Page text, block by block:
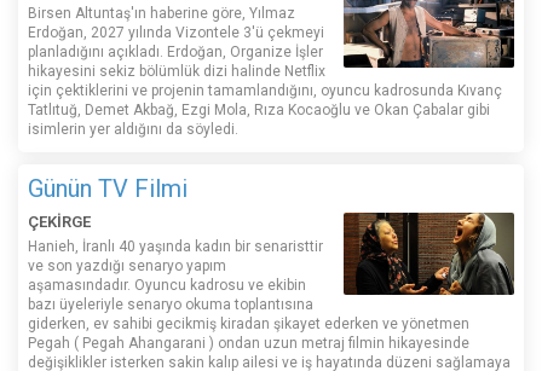
Birsen Altuntaş'ın haberine göre, Yılmaz
Erdoğan, 2027 yılında Vizontele 3'ü çekmeyi
planladığını açıkladı. Erdoğan, Organize İşler
hikayesini sekiz bölümlük dizi halinde Netflix
için çektiklerini ve projenin tamamlandığını, oyuncu kadrosunda Kıvanç
Tatlıtuğ, Demet Akbağ, Ezgi Mola, Rıza Kocaoğlu ve Okan Çabalar gibi
isimlerin yer aldığını da söyledi.
Günün TV Filmi
ÇEKİRGE
Hanieh, İranlı 40 yaşında kadın bir senaristtir
ve son yazdığı senaryo yapım
aşamasındadır. Oyuncu kadrosu ve ekibin
bazı üyeleriyle senaryo okuma toplantısına
giderken, ev sahibi gecikmiş kiradan şikayet ederken ve yönetmen
Pegah ( Pegah Ahangarani ) ondan uzun metraj filmin hikayesinde
değişiklikler isterken sakin kalıp ailesi ve iş hayatında düzeni sağlamaya